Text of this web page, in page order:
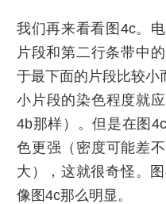
我们再来看看图4c。
片段和第二行条带中
于最下面的片段比较小
小片段的染色程度就
4b那样）。但是在图
色更强（密度可能差
大），这就很奇怪。
像图4c那么明显。